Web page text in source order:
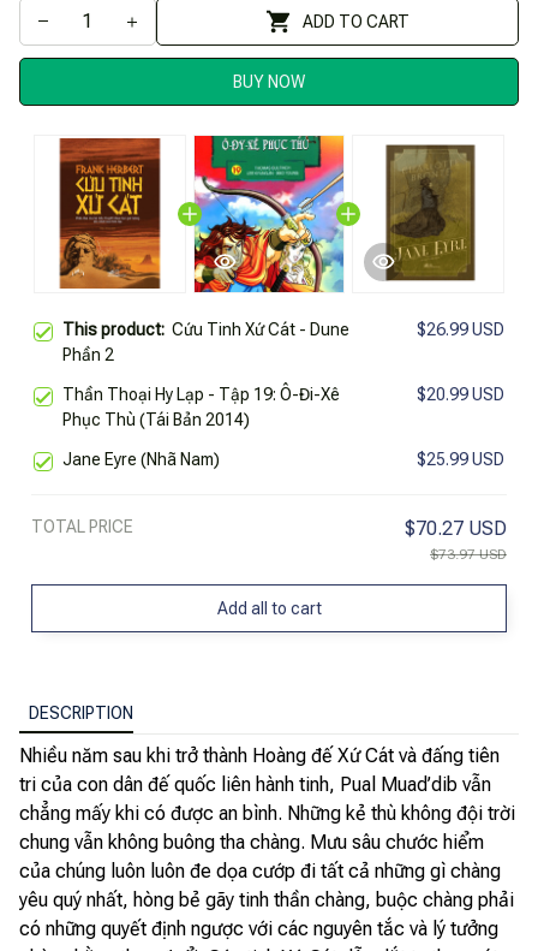
ADD TO CART
BUY NOW
This product: Cứu Tinh Xứ Cát - Dune
Phần 2
$26.99 USD
Thần Thoại Hy Lạp - Tập 19: Ô-Đi-Xê
Phục Thù (Tái Bản 2014)
$20.99 USD
Jane Eyre (Nhã Nam) $25.99 USD
TOTAL PRICE $70.27 USD
$73.97 USD
Add all to cart
DESCRIPTION
Nhiều năm sau khi trở thành Hoàng đế Xứ Cát và đấng tiên
tri của con dân đế quốc liên hành tinh, Pual Muad’dib vẫn
chẳng mấy khi có được an bình. Những kẻ thù không đội trời
chung vẫn không buông tha chàng. Mưu sâu chước hiểm
của chúng luôn luôn đe dọa cướp đi tất cả những gì chàng
yêu quý nhất, hòng bẻ gãy tinh thần chàng, buộc chàng phải
có những quyết định ngược với các nguyên tắc và lý tưởng